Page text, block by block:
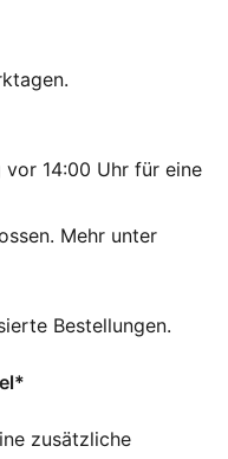
Gewebes
des
14:00 Uhr für eine
Mehr unter
Bestellungen.
zusätzliche